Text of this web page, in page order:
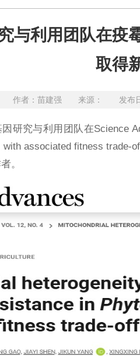
与利用团队在疫
取得
作者：苗建强 来源： 发布日
研究与利用团队在Science
with associated fitness trade-
。